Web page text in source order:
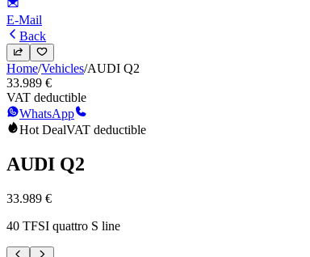
E-Mail
Back
Home/Vehicles/AUDI Q2
33.989 €
VAT deductible
WhatsApp
Hot DealVAT deductible
AUDI Q2
33.989 €
40 TFSI quattro S line